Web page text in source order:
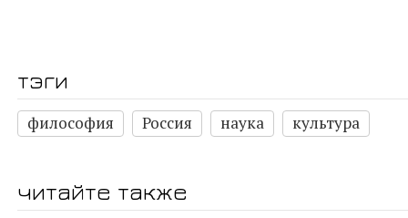
тэги
философия Россия наука культура
читайте также